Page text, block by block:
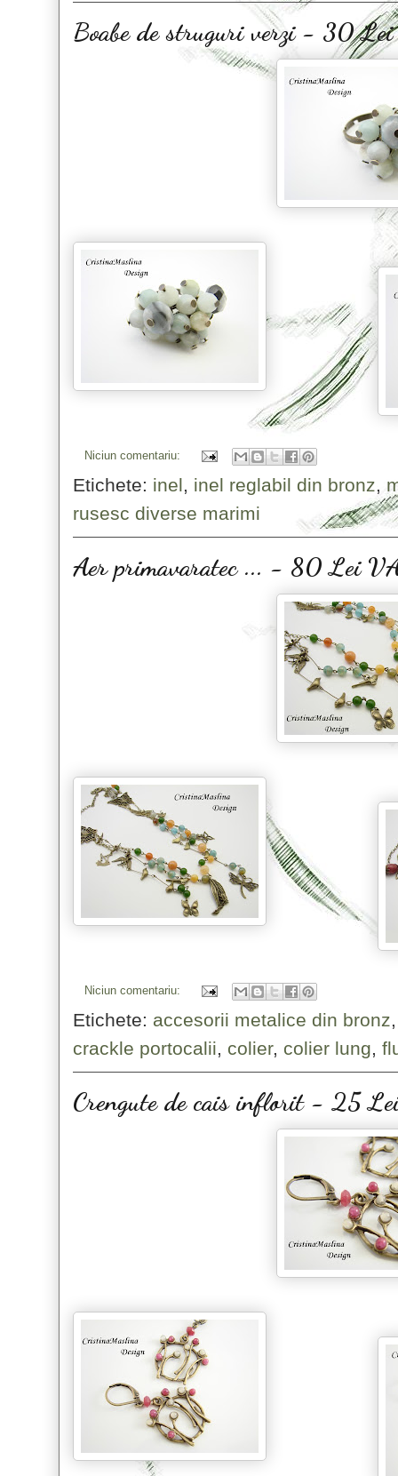
Boabe de struguri verzi - 30
Niciun comentariu:
Etichete: inel, inel reglabil din bronz,
rusesc diverse marimi
Aer primavaratec ... - 80 Lei
Niciun comentariu:
Etichete: accesorii metalice din bronz
crackle portocalii, colier, colier lung,
Crengute de cais inflorit - 25